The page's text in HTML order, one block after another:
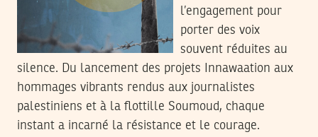
l’engagement pour
porter des voix
souvent réduites au
silence. Du lancement des projets Innawaation aux
hommages vibrants rendus aux journalistes
palestiniens et à la flottille Soumoud, chaque
instant a incarné la résistance et le courage.